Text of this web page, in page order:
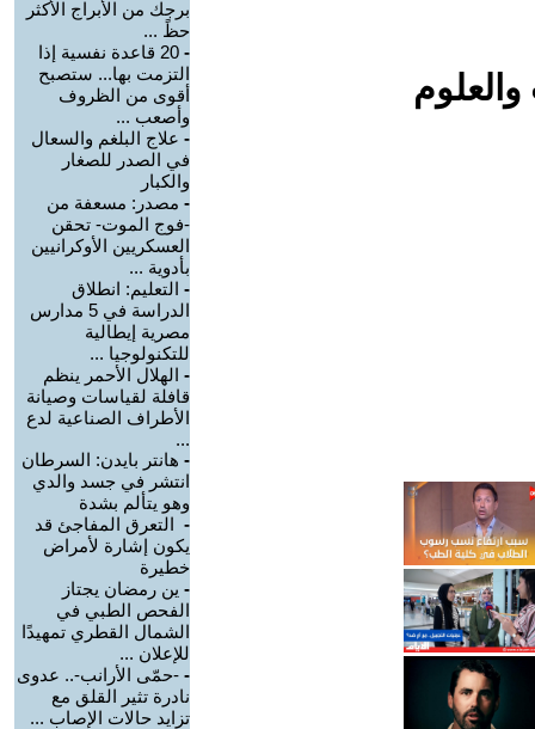
برجك من الأبراج الأكثر
حظً ...
-
20 قاعدة نفسية إذا
التزمت بها... ستصبح
أقوى من الظروف
وأصعب ...
- علاج البلغم والسعال
في الصدر للصغار
والكبار
- مصدر: مسعفة من
-فوج الموت- تحقن
العسكريين الأوكرانيين
بأدوية ...
- التعليم: انطلاق
الدراسة في 5 مدارس
مصرية إيطالية
للتكنولوجيا ...
- الهلال الأحمر ينظم
قافلة لقياسات وصيانة
الأطراف الصناعية لدع
...
- هانتر بايدن: السرطان
انتشر في جسد والدي
وهو يتألم بشدة
- التعرق المفاجئ قد
يكون إشارة لأمراض
خطيرة
- ين رمضان يجتاز
الفحص الطبي في
الشمال القطري تمهيدًا
للإعلان ...
- -حمّى الأرانب-.. عدوى
نادرة تثير القلق مع
تزايد حالات الإصاب ...